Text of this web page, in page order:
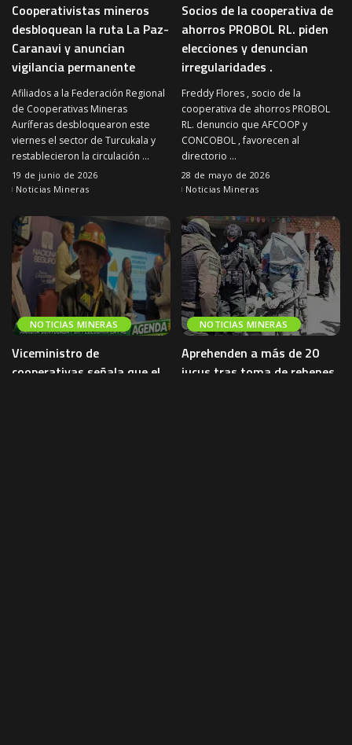
Cooperativistas mineros
desbloquean la ruta La Paz-
Caranavi y anuncian
vigilancia permanente
Afiliados a la Federación Regional
de Cooperativas Mineras
Auríferas desbloquearon este
viernes el sector de Turcukala y
restablecieron la circulación ...
19 de junio de 2026
Noticias Mineras
Socios de la cooperativa de
ahorros PROBOL RL. piden
elecciones y denuncian
irregularidades .
Freddy Flores , socio de la
cooperativa de ahorros PROBOL
RL. denuncio que AFCOOP y
CONCOBOL , favorecen al
directorio ...
28 de mayo de 2026
Noticias Mineras
NOTICIAS MINERAS
Viceministro de
cooperativas señala que el
NOTICIAS MINERAS
Aprehenden a más de 20
jucus tras toma de rehenes